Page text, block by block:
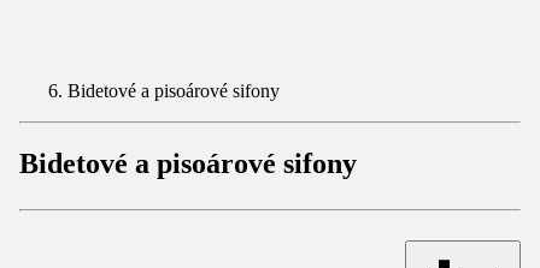
Bidetové a pisoárové sifony
Bidetové a pisoárové sifony